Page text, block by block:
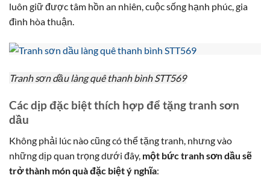
luôn giữ được tâm hồn an nhiên, cuộc sống hạnh phúc, gia
đình hòa thuận.
Tranh sơn dầu làng quê thanh bình STT569
Các dịp đặc biệt thích hợp để tặng tranh sơn
dầu
Không phải lúc nào cũng có thể tặng tranh, nhưng vào
những dịp quan trọng dưới đây, một bức tranh sơn dầu sẽ
trở thành món quà đặc biệt ý nghĩa: